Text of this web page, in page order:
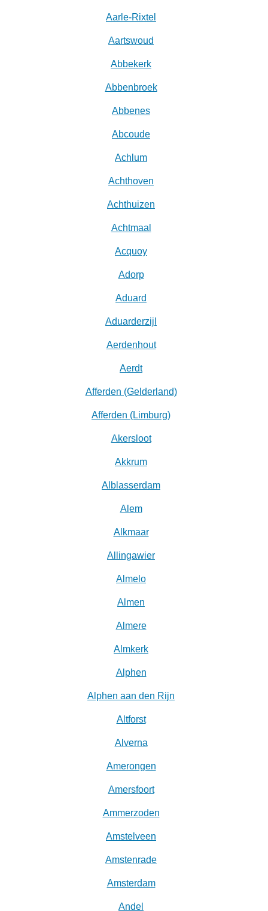
Aarle-Rixtel
Aartswoud
Abbekerk
Abbenbroek
Abbenes
Abcoude
Achlum
Achthoven
Achthuizen
Achtmaal
Acquoy
Adorp
Aduard
Aduarderzijl
Aerdenhout
Aerdt
Afferden (Gelderland)
Afferden (Limburg)
Akersloot
Akkrum
Alblasserdam
Alem
Alkmaar
Allingawier
Almelo
Almen
Almere
Almkerk
Alphen
Alphen aan den Rijn
Altforst
Alverna
Amerongen
Amersfoort
Ammerzoden
Amstelveen
Amstenrade
Amsterdam
Andel